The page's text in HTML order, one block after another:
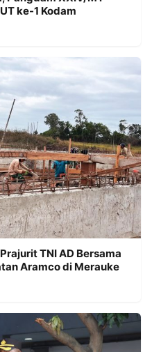
ke-1 Kodam
TNI AD Bersama
Aramco di Merauke